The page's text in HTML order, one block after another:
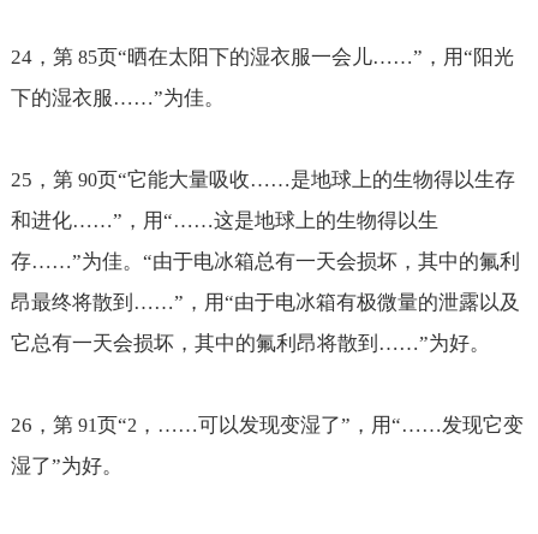
24，第85页“晒在太阳下的湿衣服一会儿……”，用“阳光
下的湿衣服 ……”为佳。
25 ，第90页“它能大量吸收……是地球上的生物得以生存
和进化……”，用“……这是地球上的生物得以生
存……”为佳。“由于电冰箱总有一天会损坏，其中的氟利
昂最终将散到 ……”，用“由于电冰箱有极微量的泄露以及
它总有一天会损坏，其中的氟利昂将散到 ……”为好。
26 ，第91页“2 ， ……可以发现变湿了”，用“……发现它变
湿了”为好。